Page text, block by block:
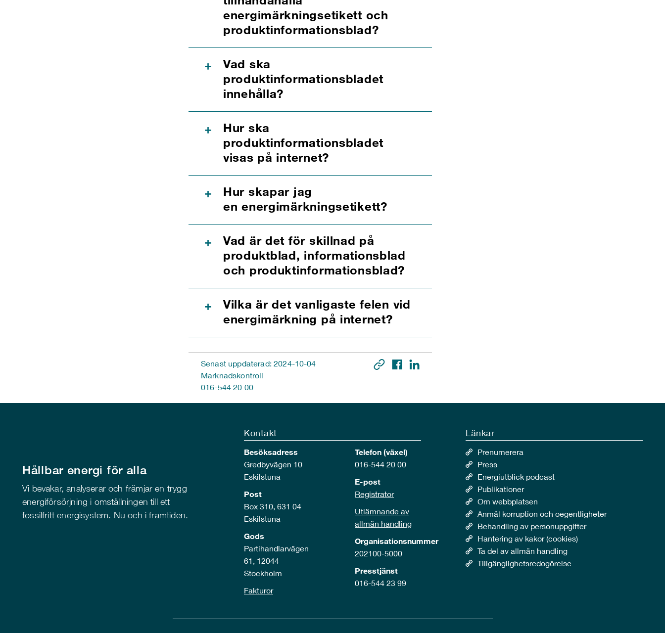
energimärkningsetikett och
produktinformationsblad?
+
Vad ska
produktinformationsbladet
innehålla?
+
Hur ska
produktinformationsbladet
visas på internet?
+
Hur skapar jag
en energimärkningsetikett?
+
Vad är det för skillnad på
produktblad, informationsblad
och produktinformationsblad?
+
Vilka är det vanligaste felen vid
energimärkning på internet?
Senast uppdaterad: 2024-10-04
Marknadskontroll
016-544 20 00
Hållbar energi för alla
Vi bevakar, analyserar och främjar en trygg
energiförsörjning i omställningen till ett
fossilfritt energisystem. Nu och i framtiden.
Kontakt
Besöksadress
Gredbyvägen 10
Eskilstuna
Post
Box 310, 631 04
Eskilstuna
Gods
Partihandlarvägen
61, 12044
Stockholm
Fakturor
Telefon (växel)
016-544 20 00
E-post
Registrator
Utlämnande av
allmän handling
Organisationsnummer
202100-5000
Presstjänst
016-544 23 99
Länkar
Prenumerera
Press
Energiutblick podcast
Publikationer
Om webbplatsen
Anmäl korruption och oegentligheter
Behandling av personuppgifter
Hantering av kakor (cookies)
Ta del av allmän handling
Tillgänglighetsredogörelse